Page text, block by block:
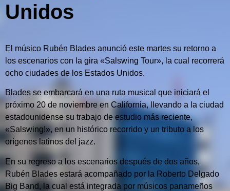
Unidos
El músico Rubén Blades anunció este martes su retorno a
los escenarios con la gira «Salswing Tour», la cual recorrerá
ocho ciudades de los Estados Unidos.
Blades se embarcará en una ruta musical que iniciará el
próximo 20 de noviembre en California, llevando a la ciudad
estadounidense su trabajo de estudio más reciente,
«Salswing!», en un histórico recorrido y un tributo a los
orígenes latinos del jazz.
En su regreso a los escenarios después de dos años,
Rubén Blades estará acompañado por la Roberto Delgado
Big Band, la cual está integrada por músicos panameños